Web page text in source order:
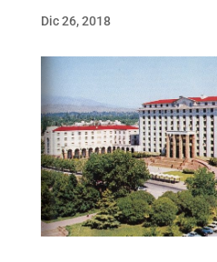
Dic 26, 2018